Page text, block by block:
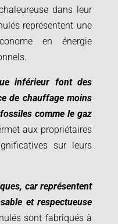
dans leur
représentent une
en énergie
inférieur font des
de chauffage moins
comme le gaz
aux propriétaires
sur leurs
car représentent
et respectueuse
sont fabriqués à